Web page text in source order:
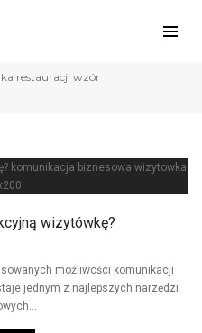
wzór
restauracji wzór
wizytówkę?
możliwości komunikacji
jednym z najlepszych narzędzi